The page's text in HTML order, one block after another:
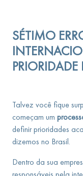
SÉTIMO
Talvez você fique
começam um
definir prioridades
dizemos no Brasil.
Dentro da sua